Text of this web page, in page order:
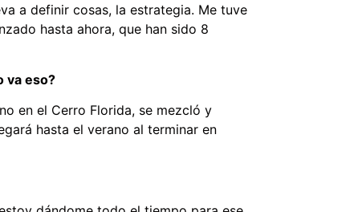
a definir cosas, la estrategia. Me tuve
hasta ahora, que han sido 8
va eso?
en el Cerro Florida, se mezcló y
hasta el verano al terminar en